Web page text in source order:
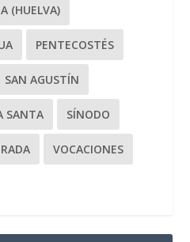
(HUELVA)
PENTECOSTÉS
SAN AGUSTÍN
SANTA SÍNODO
VOCACIONES